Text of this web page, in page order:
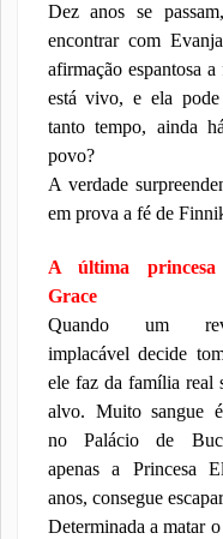
Dez anos se
encontrar com
afirmação espantosa
está vivo, e ela
tanto tempo, ainda
povo?
A verdade
em prova a fé de
A última
Grace
Quando um
implacável decide
ele faz da família real
alvo. Muito sangue
no Palácio de
apenas a Princesa
anos, consegue
Determinada a matar